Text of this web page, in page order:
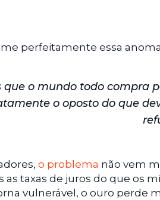
perfeitamente essa
que o mundo todo compra
o oposto do que
o problema não vem
as taxas de juros do que os
vulnerável, o ouro